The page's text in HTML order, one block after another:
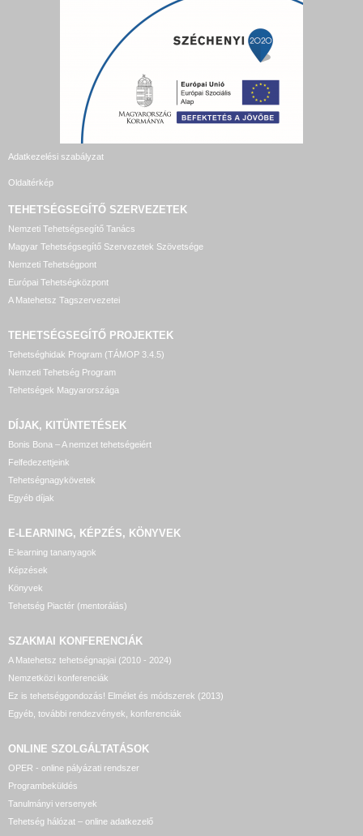
Adatkezelési szabályzat
Oldaltérkép
TEHETSÉGSEGÍTŐ SZERVEZETEK
Nemzeti Tehetségsegítő Tanács
Magyar Tehetségsegítő Szervezetek Szövetsége
Nemzeti Tehetségpont
Európai Tehetségközpont
A Matehetsz Tagszervezetei
TEHETSÉGSEGÍTŐ PROJEKTEK
Tehetséghidak Program (TÁMOP 3.4.5)
Nemzeti Tehetség Program
Tehetségek Magyarországa
DÍJAK, KITÜNTETÉSEK
Bonis Bona – A nemzet tehetségeiért
Felfedezettjeink
Tehetségnagykövetek
Egyéb díjak
E-LEARNING, KÉPZÉS, KÖNYVEK
E-learning tananyagok
Képzések
Könyvek
Tehetség Piactér (mentorálás)
SZAKMAI KONFERENCIÁK
A Matehetsz tehetségnapjai (2010 - 2024)
Nemzetközi konferenciák
Ez is tehetséggondozás! Elmélet és módszerek (2013)
Egyéb, további rendezvények, konferenciák
ONLINE SZOLGÁLTATÁSOK
OPER - online pályázati rendszer
Programbeküldés
Tanulmányi versenyek
Tehetség hálózat – online adatkezelő